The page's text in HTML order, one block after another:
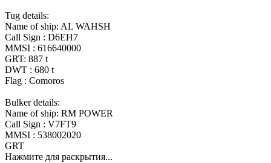
Tug details:
Name of ship: AL WAHSH
Call Sign : D6EH7
MMSI : 616640000
GRT: 887 t
DWT : 680 t
Flag : Comoros
Bulker details:
Name of ship: RM POWER
Call Sign : V7FT9
MMSI : 538002020
GRT
Нажмите для раскрытия...